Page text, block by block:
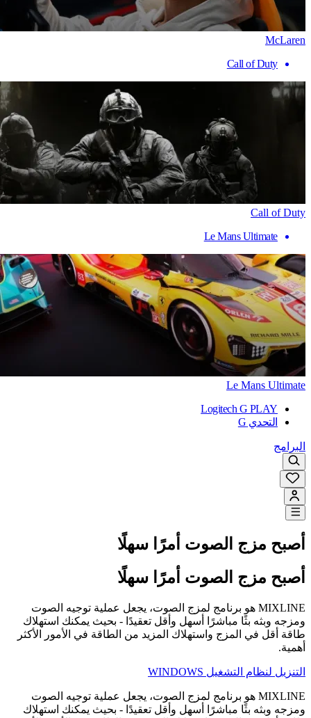
McLaren
Call of Duty
Call of Duty
Le Mans Ultimate
Le Mans Ultimate
Logitech G PLAY
التحدي G
البرامج
أصبح مزج الصوت أمرًا سهلًا
أصبح مزج الصوت أمرًا سهلًا
MIXLINE هو برنامج لمزج الصوت، يجعل عملية توجيه الصوت
ومزجه وبثه بثًا مباشرًا أسهل وأقل تعقيدًا - بحيث يمكنك استهلاك
طاقة أقل في المزج واستهلاك المزيد من الطاقة في الأمور الأكثر
أهمية.
التنزيل لنظام التشغيل WINDOWS
MIXLINE هو برنامج لمزج الصوت، يجعل عملية توجيه الصوت
ومزجه وبثه بثًا مباشرًا أسهل وأقل تعقيدًا - بحيث يمكنك استهلاك